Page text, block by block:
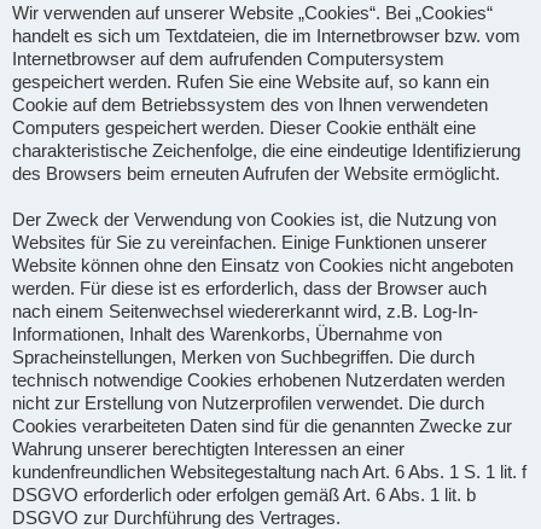
Wir verwenden auf unserer Website „Cookies“. Bei „Cookies“
handelt es sich um Textdateien, die im Internetbrowser bzw. vom
Internetbrowser auf dem aufrufenden Computersystem
gespeichert werden. Rufen Sie eine Website auf, so kann ein
Cookie auf dem Betriebssystem des von Ihnen verwendeten
Computers gespeichert werden. Dieser Cookie enthält eine
charakteristische Zeichenfolge, die eine eindeutige Identifizierung
des Browsers beim erneuten Aufrufen der Website ermöglicht.
Der Zweck der Verwendung von Cookies ist, die Nutzung von
Websites für Sie zu vereinfachen. Einige Funktionen unserer
Website können ohne den Einsatz von Cookies nicht angeboten
werden. Für diese ist es erforderlich, dass der Browser auch
nach einem Seitenwechsel wiedererkannt wird, z.B. Log-In-
Informationen, Inhalt des Warenkorbs, Übernahme von
Spracheinstellungen, Merken von Suchbegriffen. Die durch
technisch notwendige Cookies erhobenen Nutzerdaten werden
nicht zur Erstellung von Nutzerprofilen verwendet. Die durch
Cookies verarbeiteten Daten sind für die genannten Zwecke zur
Wahrung unserer berechtigten Interessen an einer
kundenfreundlichen Websitegestaltung nach Art. 6 Abs. 1 S. 1 lit. f
DSGVO erforderlich oder erfolgen gemäß Art. 6 Abs. 1 lit. b
DSGVO zur Durchführung des Vertrages.